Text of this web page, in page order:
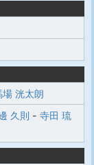
場 洸太朗
久則 - 寺田 琉